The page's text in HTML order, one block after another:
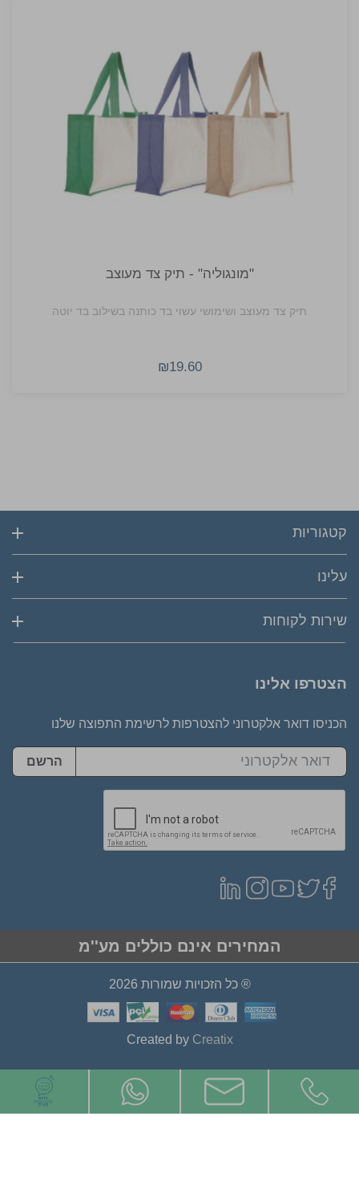
"מונגוליה" - תיק צד מעוצב
תיק צד מעוצב ושימושי עשוי בד כותנה בשילוב בד יוטה
₪19.60
קטגוריות
עלינו
שירות לקוחות
הצטרפו אלינו
הכניסו דואר אלקטרוני להצטרפות לרשימת התפוצה שלנו
הרשם
המחירים אינם כוללים מע''מ
® כל הזכויות שמורות 2026
Created by Creatix